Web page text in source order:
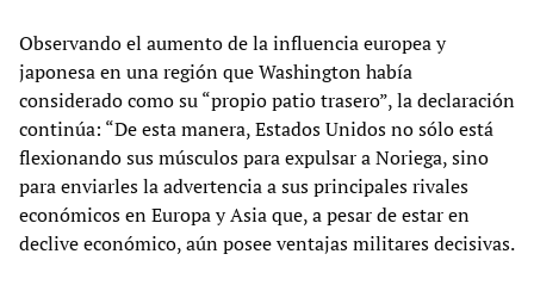
Observando el aumento de la influencia europea y
japonesa en una región que Washington había
considerado como su “propio patio trasero”, la declaración
continúa: “De esta manera, Estados Unidos no sólo está
flexionando sus músculos para expulsar a Noriega, sino
para enviarles la advertencia a sus principales rivales
económicos en Europa y Asia que, a pesar de estar en
declive económico, aún posee ventajas militares decisivas.